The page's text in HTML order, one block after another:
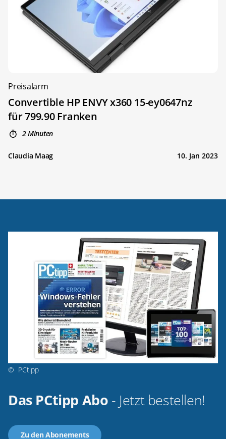
Preisalarm
Convertible HP ENVY x360 15-ey0647nz
für 799.90 Franken
2 Minuten
Claudia Maag 10. Jan 2023
© PCtipp
Das PCtipp Abo - Jetzt bestellen!
Zu den Abonements